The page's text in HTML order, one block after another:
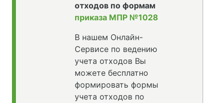
отходов по формам
приказа МПР №1028
В нашем Онлайн-
Сервисе по ведению
учета отходов Вы
можете бесплатно
формировать формы
учета отходов по